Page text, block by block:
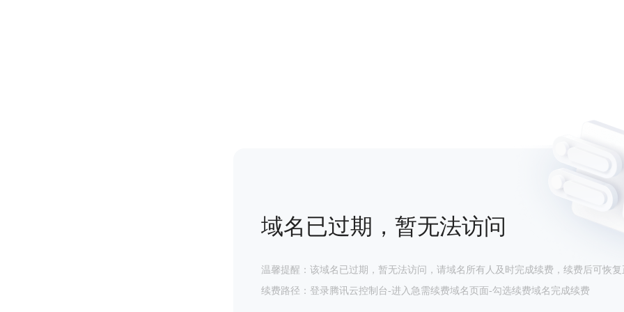
域名已过期，暂无法访问
温馨提醒：该域名已过期，暂无法访问，请域名所有人及时完成续费，续费后可恢复
续费路径：登录腾讯云控制台-进入急需续费域名页面-勾选续费域名完成续费